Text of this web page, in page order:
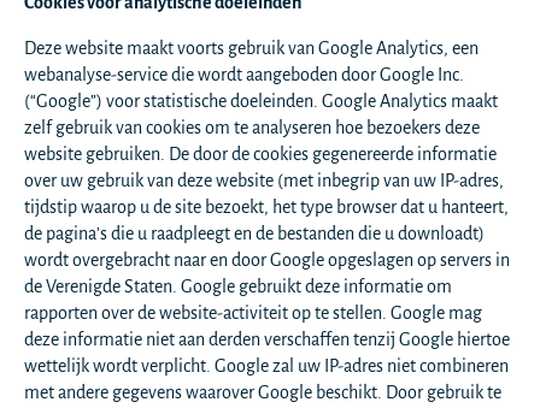
Deze website maakt voorts gebruik van Google Analytics, een
webanalyse-service die wordt aangeboden door Google Inc.
(“Google”) voor statistische doeleinden. Google Analytics maakt
zelf gebruik van cookies om te analyseren hoe bezoekers deze
website gebruiken. De door de cookies gegenereerde informatie
over uw gebruik van deze website (met inbegrip van uw IP-adres,
tijdstip waarop u de site bezoekt, het type browser dat u hanteert,
de pagina’s die u raadpleegt en de bestanden die u downloadt)
wordt overgebracht naar en door Google opgeslagen op servers in
de Verenigde Staten. Google gebruikt deze informatie om
rapporten over de website-activiteit op te stellen. Google mag
deze informatie niet aan derden verschaffen tenzij Google hiertoe
wettelijk wordt verplicht. Google zal uw IP-adres niet combineren
met andere gegevens waarover Google beschikt. Door gebruik te